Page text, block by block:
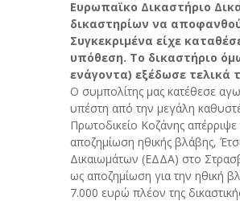
Ευρωπαϊκο Δικαστήριο
δικαστηρίων να
Συγκεκριμένα είχε
υπόθεση. Το δικαστήριο
ενάγοντα) εξέδωσε τελικά
Ο συμπολίτης μας κατέθεσε
υπέστη από την μεγάλη
Πρωτοδικείο Κοζάνης
αποζημίωση ηθικής βλάβης,
Δικαιωμάτων (ΕΔΔΑ) στο
ως αποζημίωση για την ηθική
7.000 ευρώ πλέον της